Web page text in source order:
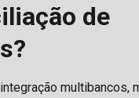
de
multibancos,